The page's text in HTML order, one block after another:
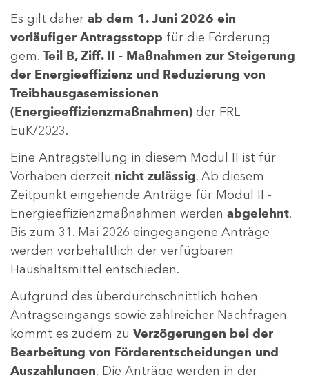
Es gilt daher ab dem 1. Juni 2026 ein
vorläufiger Antragsstopp für die Förderung
gem. Teil B, Ziff. II - Maßnahmen zur Steigerung
der Energieeffizienz und Reduzierung von
Treibhausgasemissionen
(Energieeffizienzmaßnahmen) der FRL
EuK/2023.
Eine Antragstellung in diesem Modul II ist für
Vorhaben derzeit nicht zulässig. Ab diesem
Zeitpunkt eingehende Anträge für Modul II -
Energieeffizienzmaßnahmen werden abgelehnt.
Bis zum 31. Mai 2026 eingegangene Anträge
werden vorbehaltlich der verfügbaren
Haushaltsmittel entschieden.
Aufgrund des überdurchschnittlich hohen
Antragseingangs sowie zahlreicher Nachfragen
kommt es zudem zu Verzögerungen bei der
Bearbeitung von Förderentscheidungen und
Auszahlungen. Die Anträge werden in der